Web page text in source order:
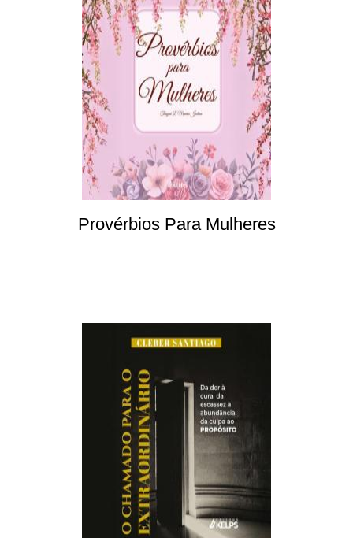
Provérbios Para Mulheres